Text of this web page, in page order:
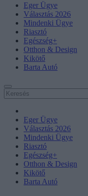
Eger Ügye
Választás 2026
Mindenki Ügye
Riasztó
Egészség+
Otthon & Design
Kikötő
Barta Autó
Eger Ügye
Választás 2026
Mindenki Ügye
Riasztó
Egészség+
Otthon & Design
Kikötő
Barta Autó